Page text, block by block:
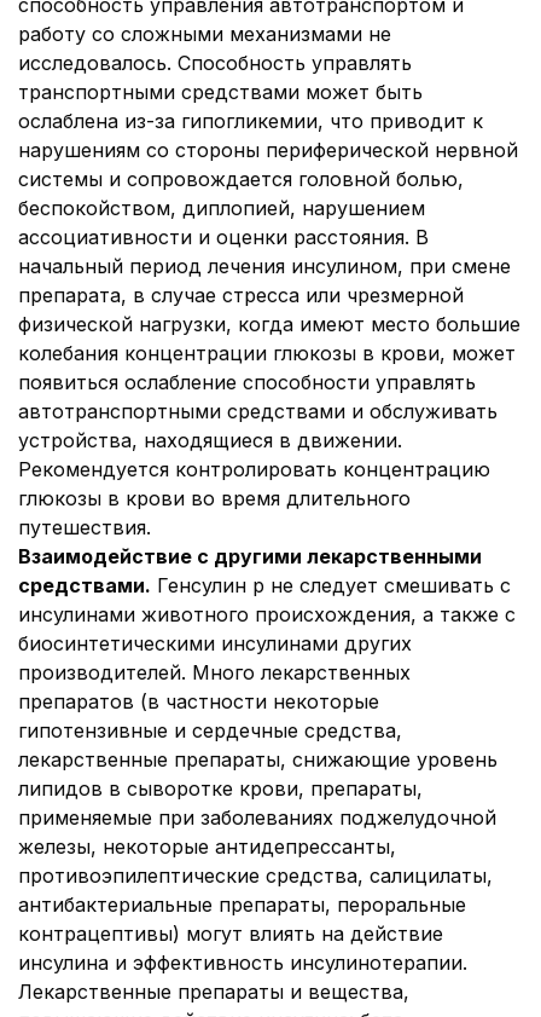
способность управления автотранспортом и
работу со сложными механизмами не
исследовалось. Способность управлять
транспортными средствами может быть
ослаблена из-за гипогликемии, что приводит к
нарушениям со стороны периферической нервной
системы и сопровождается головной болью,
беспокойством, диплопией, нарушением
ассоциативности и оценки расстояния. В
начальный период лечения инсулином, при смене
препарата, в случае стресса или чрезмерной
физической нагрузки, когда имеют место большие
колебания концентрации глюкозы в крови, может
появиться ослабление способности управлять
автотранспортными средствами и обслуживать
устройства, находящиеся в движении.
Рекомендуется контролировать концентрацию
глюкозы в крови во время длительного
путешествия.
Взаимодействие с другими лекарственными
средствами. Генсулин р не следует смешивать с
инсулинами животного происхождения, а также с
биосинтетическими инсулинами других
производителей. Много лекарственных
препаратов (в частности некоторые
гипотензивные и сердечные средства,
лекарственные препараты, снижающие уровень
липидов в сыворотке крови, препараты,
применяемые при заболеваниях поджелудочной
железы, некоторые антидепрессанты,
противоэпилептические средства, салицилаты,
антибактериальные препараты, пероральные
контрацептивы) могут влиять на действие
инсулина и эффективность инсулинотерапии.
Лекарственные препараты и вещества,